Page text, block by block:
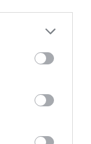
more Google
may click to
party tags to
below Google
a jövőben.
évek óta
és már
hoz
Ákos